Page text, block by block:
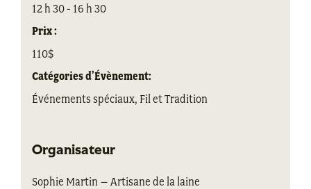
12 h 30 - 16 h 30
Prix :
110$
Catégories d’Évènement:
Événements spéciaux, Fil et Tradition
Organisateur
Sophie Martin – Artisane de la laine